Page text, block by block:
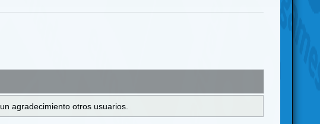
un agradecimiento otros usuarios.